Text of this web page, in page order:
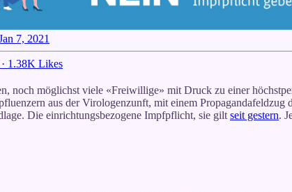
7, 2021
· 1.38K Likes
noch möglichst viele «Freiwillige» mit Druck zu einer
aus der Virologenzunft, mit einem
Die einrichtungsbezogene Impfpflicht, sie gilt seit gestern.